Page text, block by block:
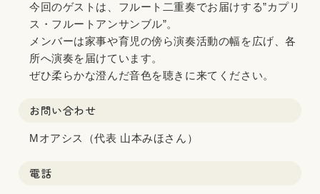
今回のゲストは、フルート二重奏でお届けする”カプリ
ス・フルートアンサンブル”。
メンバーは家事や育児の傍ら演奏活動の幅を広げ、各
所へ演奏を届けています。
ぜひ柔らかな澄んだ音色を聴きに来てください。
お問い合わせ
Mオアシス（代表 山本みほさん）
電話